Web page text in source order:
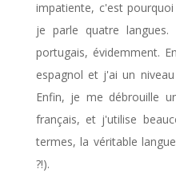
impatiente, c'est
je parle quatre
portugais, évidemment.
espagnol et j'ai un
Enfin, je me débrouille
français, et j'utilise
termes, la véritable
?!).